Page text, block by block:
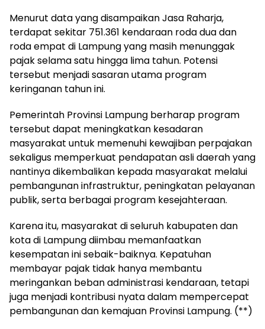
Menurut data yang disampaikan Jasa Raharja,
terdapat sekitar 751.361 kendaraan roda dua dan
roda empat di Lampung yang masih menunggak
pajak selama satu hingga lima tahun. Potensi
tersebut menjadi sasaran utama program
keringanan tahun ini.
Pemerintah Provinsi Lampung berharap program
tersebut dapat meningkatkan kesadaran
masyarakat untuk memenuhi kewajiban perpajakan
sekaligus memperkuat pendapatan asli daerah yang
nantinya dikembalikan kepada masyarakat melalui
pembangunan infrastruktur, peningkatan pelayanan
publik, serta berbagai program kesejahteraan.
Karena itu, masyarakat di seluruh kabupaten dan
kota di Lampung diimbau memanfaatkan
kesempatan ini sebaik-baiknya. Kepatuhan
membayar pajak tidak hanya membantu
meringankan beban administrasi kendaraan, tetapi
juga menjadi kontribusi nyata dalam mempercepat
pembangunan dan kemajuan Provinsi Lampung. (**)